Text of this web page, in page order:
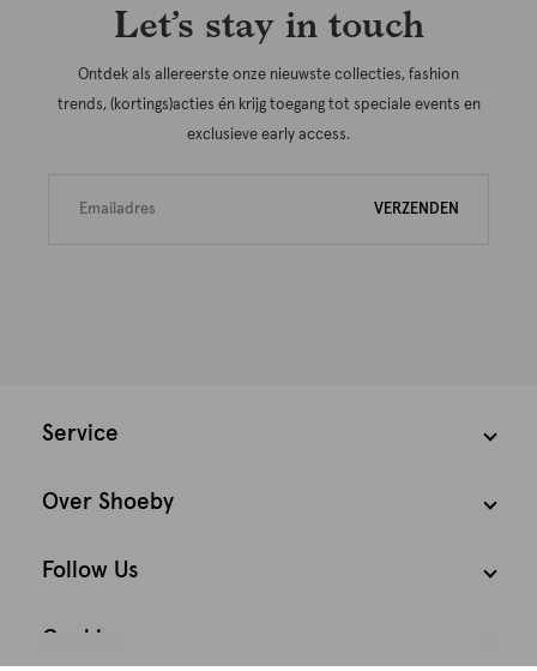
Let’s stay in touch
Ontdek als allereerste onze nieuwste collecties, fashion
trends, (kortings)acties én krijg toegang tot speciale events en
exclusieve early access.
VERZENDEN
Service
Over Shoeby
Follow Us
Cookies